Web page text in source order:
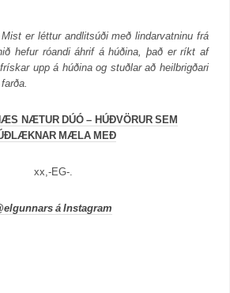
er léttur andlitsúði með lindarvatninu frá
hefur róandi áhrif á húðina, það er ríkt af
upp á húðina og stuðlar að heilbrigðari
NÆTUR DÚÓ – HÚÐVÖRUR SEM
MÆLA MEÐ
xx,-EG-.
á Instagram